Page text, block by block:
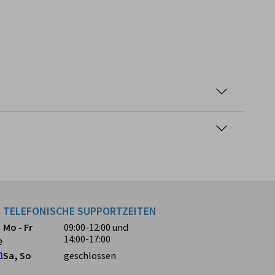
TELEFONISCHE SUPPORTZEITEN
Mo - Fr 09:00-12:00 und
14:00-17:00
Sa, So
geschlossen